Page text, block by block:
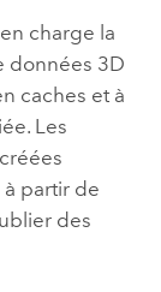
charge la
données 3D
caches et à
Les
partir de
des